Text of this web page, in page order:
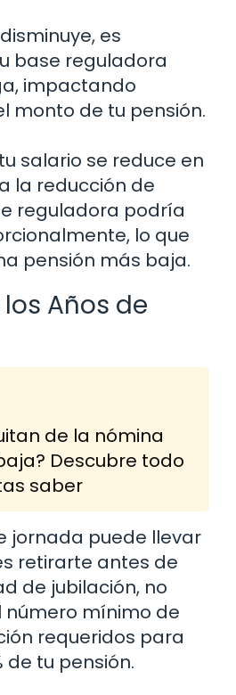
es
base reguladora
impactando
monto de tu pensión.
salario se reduce en
la reducción de
reguladora podría
lo que
pensión más baja.
Años de
de la nómina
Descubre todo
saber
jornada puede llevar
retirarte antes de
de jubilación, no
número mínimo de
requeridos para
de tu pensión.